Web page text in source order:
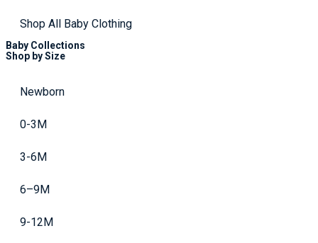
Shop All Baby Clothing
Baby Collections
Shop by Size
Newborn
0-3M
3-6M
6–9M
9-12M